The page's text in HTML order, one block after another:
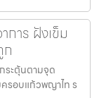
าร ฝังเข็ม
ระตุ้นตามจุด
ครอบแก้วพญาไท ร